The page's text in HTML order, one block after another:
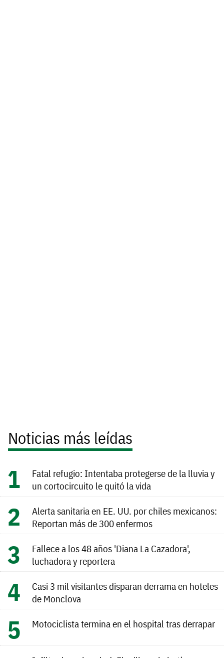
Noticias más leídas
Fatal refugio: Intentaba protegerse de la lluvia y
un cortocircuito le quitó la vida
Alerta sanitaria en EE. UU. por chiles mexicanos:
Reportan más de 300 enfermos
Fallece a los 48 años 'Diana La Cazadora',
luchadora y reportera
Casi 3 mil visitantes disparan derrama en hoteles
de Monclova
Motociclista termina en el hospital tras derrapar